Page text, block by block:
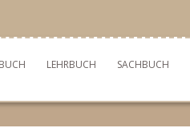
LEHRBUCH SACHBUCH